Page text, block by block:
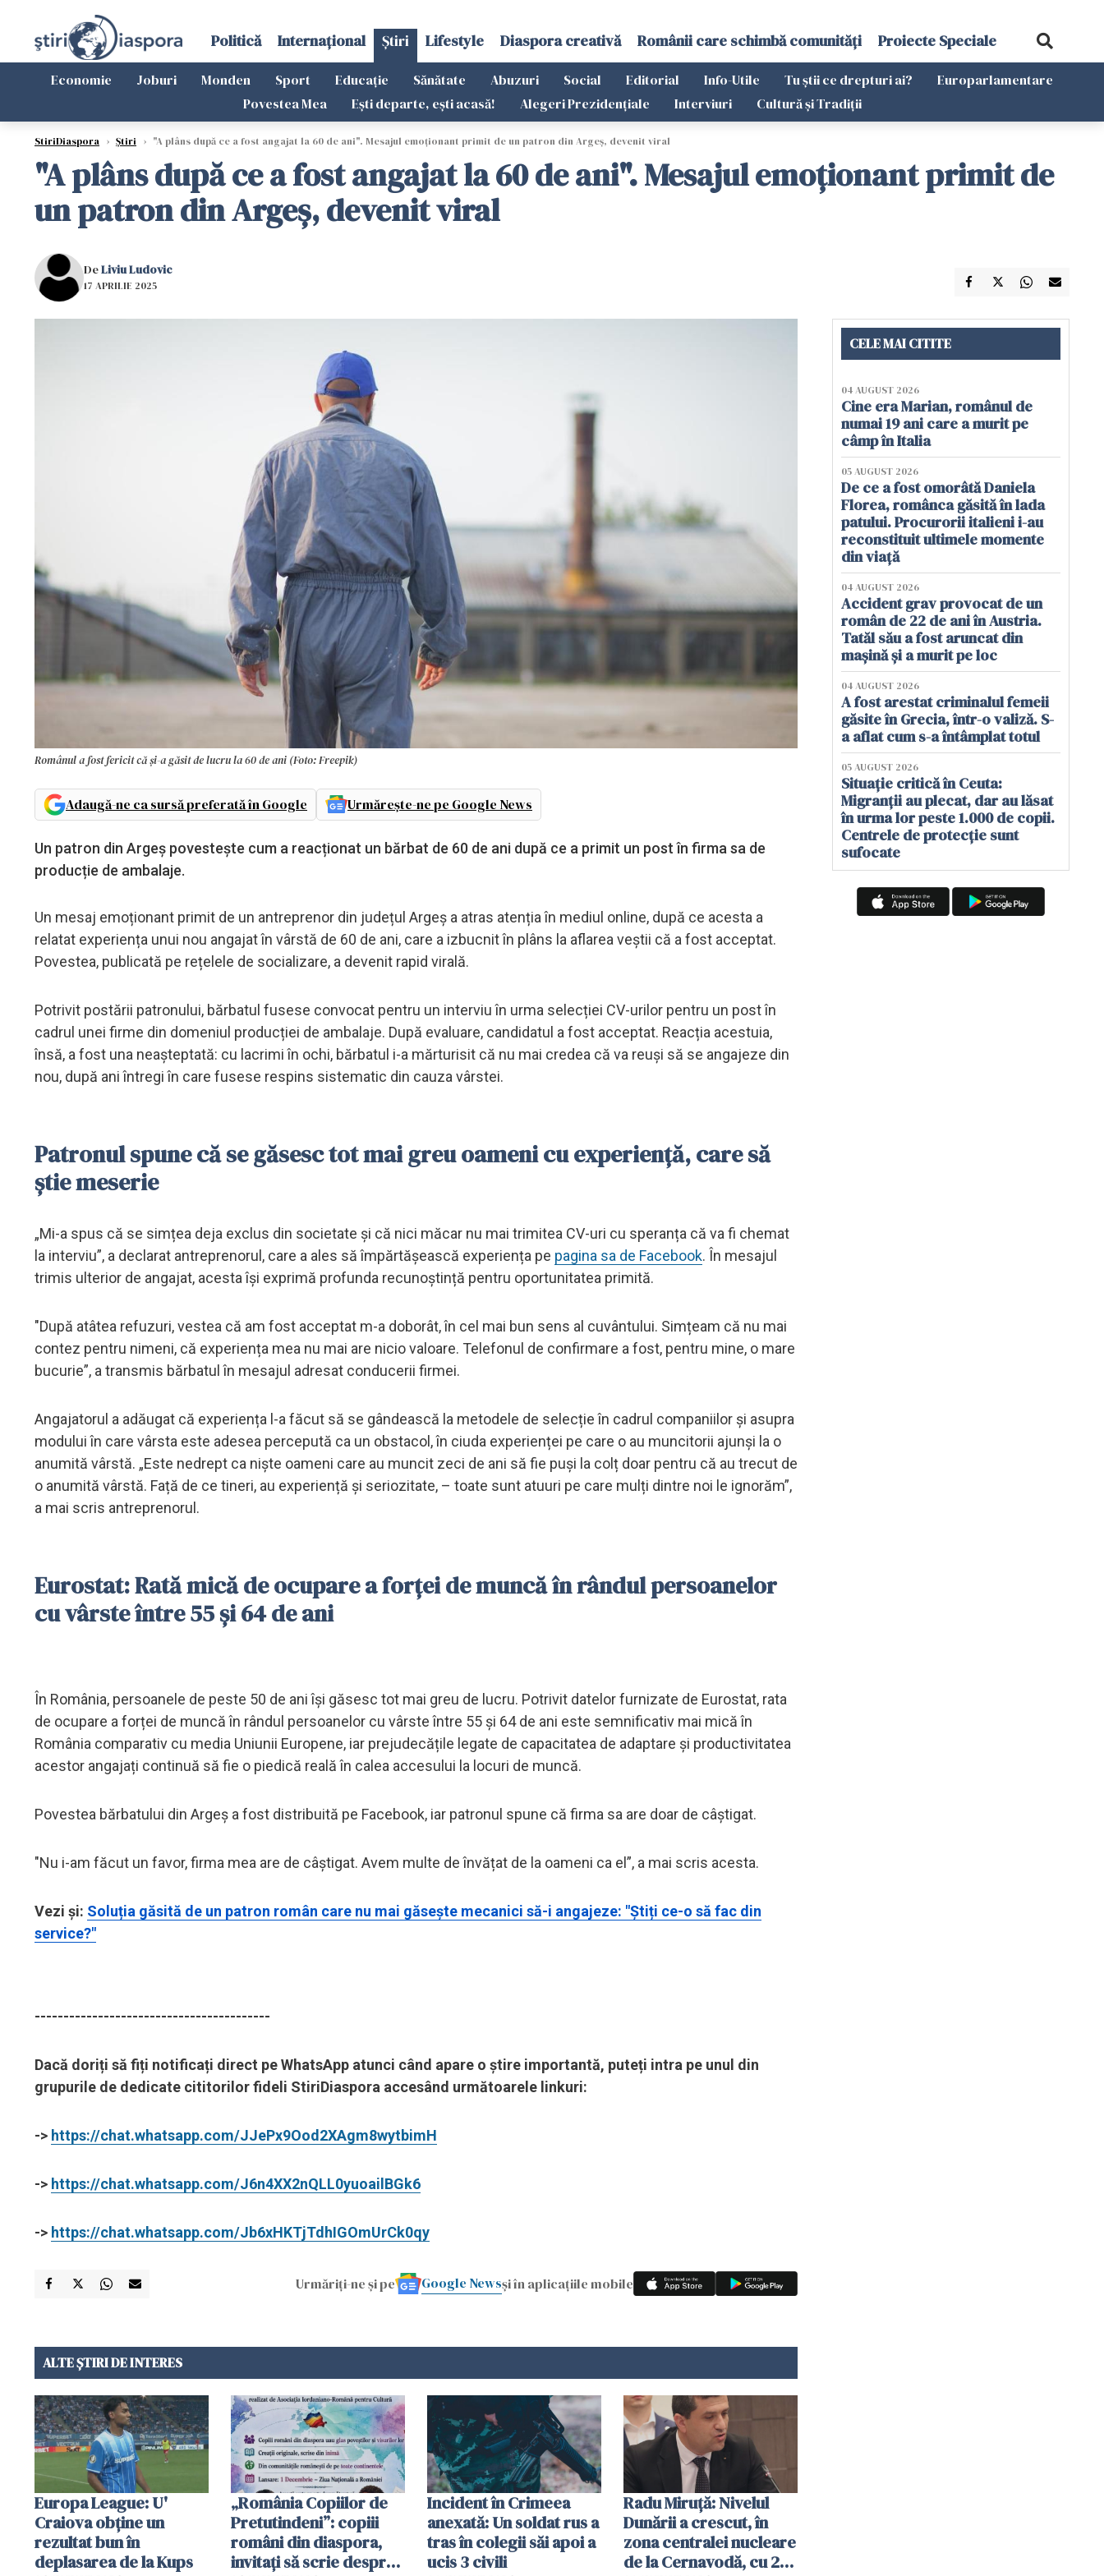
Politică Internațional Știri Lifestyle Diaspora creativă Românii care schimbă comunități Proiecte Speciale
Economie Joburi Monden Sport Educație Sănătate Abuzuri Social Editorial Info-Utile Tu știi ce drepturi ai?
Europarlamentare
Povestea Mea
Ești departe, ești acasă! Alegeri Prezidențiale Interviuri Cultură și Tradiții
StiriDiaspora › Știri › "A plâns după ce a fost angajat la 60 de ani". Mesajul emoționant primit de un patron din Argeș, devenit viral
"A plâns după ce a fost angajat la 60 de ani". Mesajul emoționant primit de
un patron din Argeș, devenit viral
DeLiviu Ludovic
17 APRILIE 2025
Românul a fost fericit că și-a găsit de lucru la 60 de ani (Foto: Freepik)
Adaugă-ne ca sursă preferată în Google Urmărește-ne pe Google News
Un patron din Argeș povestește cum a reacționat un bărbat de 60 de ani după ce a primit un post în firma sa de
producție de ambalaje.
Un mesaj emoționant primit de un antreprenor din județul Argeș a atras atenția în mediul online, după ce acesta a
relatat experiența unui nou angajat în vârstă de 60 de ani, care a izbucnit în plâns la aflarea veștii că a fost acceptat.
Povestea, publicată pe rețelele de socializare, a devenit rapid virală.
Potrivit postării patronului, bărbatul fusese convocat pentru un interviu în urma selecției CV-urilor pentru un post în
cadrul unei firme din domeniul producției de ambalaje. După evaluare, candidatul a fost acceptat. Reacția acestuia,
însă, a fost una neașteptată: cu lacrimi în ochi, bărbatul i-a mărturisit că nu mai credea că va reuși să se angajeze din
nou, după ani întregi în care fusese respins sistematic din cauza vârstei.
Patronul spune că se găsesc tot mai greu oameni cu experiență, care să
știe meserie
„Mi-a spus că se simțea deja exclus din societate și că nici măcar nu mai trimitea CV-uri cu speranța că va fi chemat
la interviu”, a declarat antreprenorul, care a ales să împărtășească experiența pe pagina sa de Facebook. În mesajul
trimis ulterior de angajat, acesta își exprimă profunda recunoștință pentru oportunitatea primită.
"După atâtea refuzuri, vestea că am fost acceptat m-a doborât, în cel mai bun sens al cuvântului. Simțeam că nu mai
contez pentru nimeni, că experiența mea nu mai are nicio valoare. Telefonul de confirmare a fost, pentru mine, o mare
bucurie”, a transmis bărbatul în mesajul adresat conducerii firmei.
Angajatorul a adăugat că experiența l-a făcut să se gândească la metodele de selecție în cadrul companiilor și asupra
modului în care vârsta este adesea percepută ca un obstacol, în ciuda experienței pe care o au muncitorii ajunși la o
anumită vârstă. „Este nedrept ca niște oameni care au muncit zeci de ani să fie puși la colț doar pentru că au trecut de
o anumită vârstă. Față de ce tineri, au experiență și seriozitate, – toate sunt atuuri pe care mulți dintre noi le ignorăm”,
a mai scris antreprenorul.
Eurostat: Rată mică de ocupare a forței de muncă în rândul persoanelor
cu vârste între 55 și 64 de ani
În România, persoanele de peste 50 de ani își găsesc tot mai greu de lucru. Potrivit datelor furnizate de Eurostat, rata
de ocupare a forței de muncă în rândul persoanelor cu vârste între 55 și 64 de ani este semnificativ mai mică în
România comparativ cu media Uniunii Europene, iar prejudecățile legate de capacitatea de adaptare și productivitatea
acestor angajați continuă să fie o piedică reală în calea accesului la locuri de muncă.
Povestea bărbatului din Argeș a fost distribuită pe Facebook, iar patronul spune că firma sa are doar de câștigat.
"Nu i-am făcut un favor, firma mea are de câștigat. Avem multe de învățat de la oameni ca el”, a mai scris acesta.
Vezi și: Soluția găsită de un patron român care nu mai găsește mecanici să-i angajeze: "Știți ce-o să fac din
service?"
-----------------------------------------
Dacă doriți să fiți notificați direct pe WhatsApp atunci când apare o știre importantă, puteți intra pe unul din
grupurile de dedicate cititorilor fideli StiriDiaspora accesând următoarele linkuri:
-> https://chat.whatsapp.com/JJePx9Ood2XAgm8wytbimH
-> https://chat.whatsapp.com/J6n4XX2nQLL0yuoailBGk6
-> https://chat.whatsapp.com/Jb6xHKTjTdhIGOmUrCk0qy
Urmăriți-ne și pe Google Newsși în aplicațiile mobile
ALTE ȘTIRI DE INTERES
Europa League: U'
Craiova obține un
rezultat bun în
deplasarea de la Kups
„România Copiilor de
Pretutindeni”: copiii
români din diaspora,
invitați să scrie despre
Incident în Crimeea
anexată: Un soldat rus a
tras în colegii săi apoi a
ucis 3 civili
Radu Miruţă: Nivelul
Dunării a crescut, în
zona centralei nucleare
de la Cernavodă, cu 2
CELE MAI CITITE
04 AUGUST 2026
Cine era Marian, românul de
numai 19 ani care a murit pe
câmp în Italia
05 AUGUST 2026
De ce a fost omorâtă Daniela
Florea, românca găsită în lada
patului. Procurorii italieni i-au
reconstituit ultimele momente
din viață
04 AUGUST 2026
Accident grav provocat de un
român de 22 de ani în Austria.
Tatăl său a fost aruncat din
mașină și a murit pe loc
04 AUGUST 2026
A fost arestat criminalul femeii
găsite în Grecia, într-o valiză. S-
a aflat cum s-a întâmplat totul
05 AUGUST 2026
Situație critică în Ceuta:
Migranții au plecat, dar au lăsat
în urma lor peste 1.000 de copii.
Centrele de protecție sunt
sufocate